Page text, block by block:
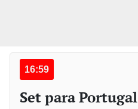
16:59
Set para Portugal